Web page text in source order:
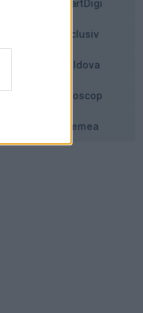
SmartDigi
Exclusiv
Moldova
Horoscop
Vremea